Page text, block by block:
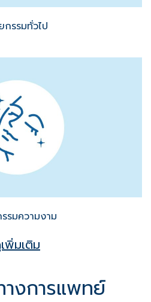
กรรมทั่วไป
รมความงาม
พิ่มเติม
งการแพทย์